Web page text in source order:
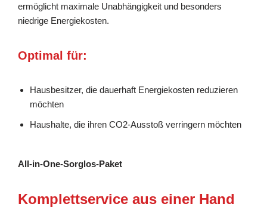
ermöglicht maximale Unabhängigkeit und besonders
niedrige Energiekosten.
Optimal für:
Hausbesitzer, die dauerhaft Energiekosten reduzieren
möchten
Haushalte, die ihren CO2-Ausstoß verringern möchten
All-in-One-Sorglos-Paket
Komplettservice aus einer Hand